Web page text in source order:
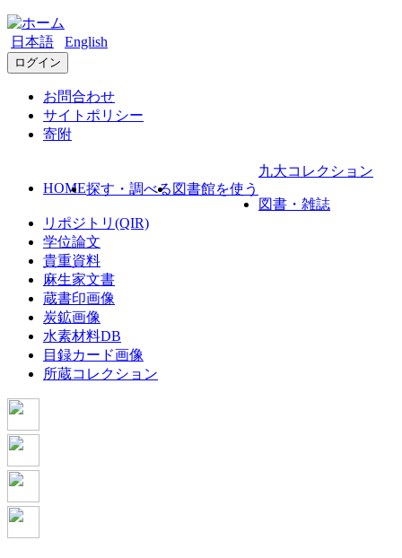
日本語 English
ログイン
お問合わせ
サイトポリシー
寄附
HOME探す・調べる 図書館を使う
九大コレクション
図書・雑誌
リポジトリ(QIR)
学位論文
貴重資料
麻生家文書
蔵書印画像
炭鉱画像
水素材料DB
目録カード画像
所蔵コレクション